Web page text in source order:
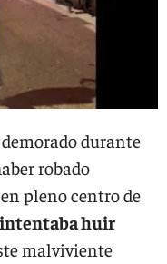
durante
robado
pleno centro de
intentaba huir
malviviente